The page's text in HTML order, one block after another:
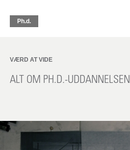
Ph.d.
VÆRD AT VIDE
ALT OM PH.D.-UDDANNELSEN